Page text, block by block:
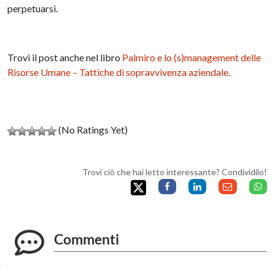
perpetuarsi.
Trovi il post anche nel libro Palmiro e lo (s)management delle
Risorse Umane – Tattiche di sopravvivenza aziendale.
(No Ratings Yet)
Trovi ciò che hai letto interessante? Condividilo!
Commenti